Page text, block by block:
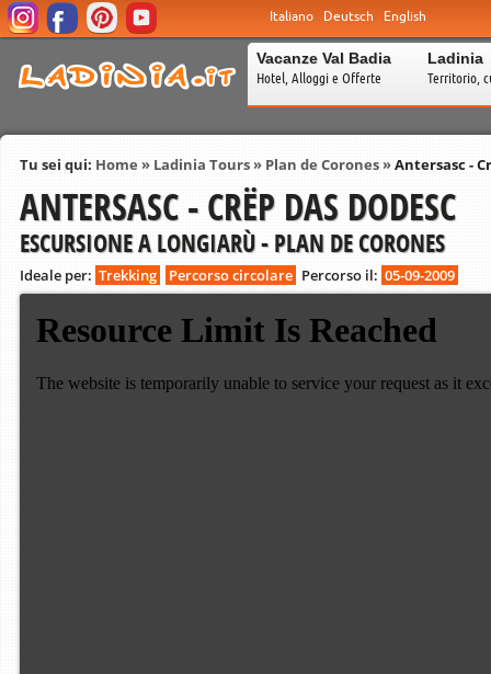
Italiano Deutsch English
Vacanze Val Badia
Hotel, Alloggi e Offerte
Ladinia
Territorio,
Tu sei qui: Home» Ladinia Tours» Plan de Corones»Antersasc -
ANTERSASC - CRËP DAS DODESC
ESCURSIONE A LONGIARÙ - PLAN DE CORONES
Ideale per: Trekking Percorso circolare Percorso il: 05-09-2009